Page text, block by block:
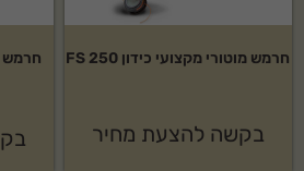
חרמש מוטורי מקצועי כידון FS 250
בקשה להצעת מחיר